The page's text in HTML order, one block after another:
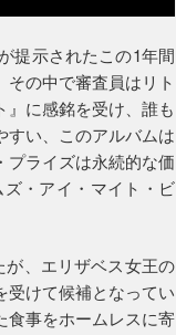
提示されたこの1年間
の中で審査員はリト
』に感銘を受け、誰も
すい、このアルバムは
プライズは永続的な価
・アイ・マイト・ビ
、エリザベス女王の
受けて候補となってい
食事をホームレスに寄